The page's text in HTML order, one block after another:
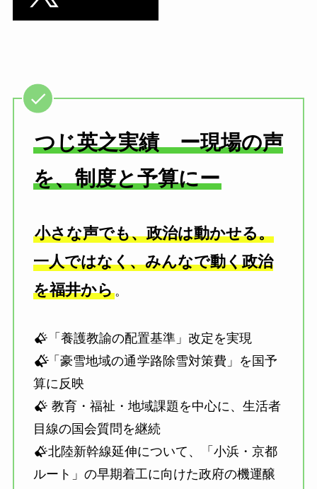
つじ英之実績 ー現場の声
を、制度と予算にー
小さな声でも、政治は動かせる。
一人ではなく、みんなで動く政治
を福井から。
「養護教諭の配置基準」改定を実現
「豪雪地域の通学路除雪対策費」を国予
算に反映
教育・福祉・地域課題を中心に、生活者
目線の国会質問を継続
北陸新幹線延伸について、「小浜・京都
ルート」の早期着工に向けた政府の機運醸